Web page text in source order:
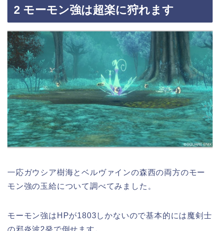
2 モーモン強は超楽に狩れます
一応ガウシア樹海とベルヴァインの森西の両方のモー
モン強の玉給について調べてみました。
モーモン強はHPが1803しかないので基本的には魔剣士
の邪炎波2発で倒せます。